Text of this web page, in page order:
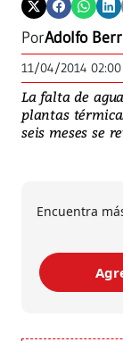
PorAdolfo
11/04/2014 02:00
La falta de
plantas
seis meses se
Encuentra